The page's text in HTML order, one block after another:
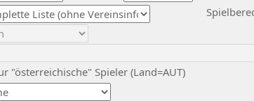
"österreichische" Spieler (Land=AUT)